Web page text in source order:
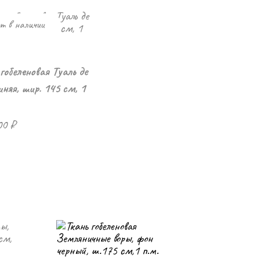
в наличии
Туаль де
шир. 145 см, 1
₽